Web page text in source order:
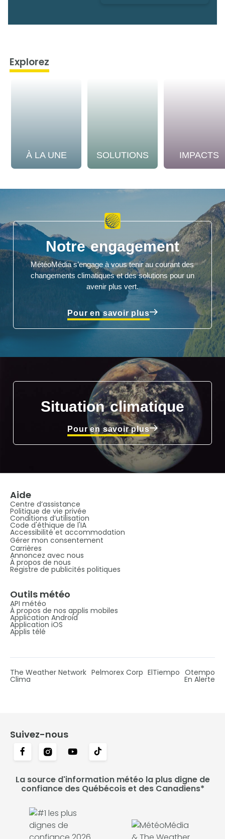
Explorez
À LA UNE SOLUTIONS IMPACTS
Notre engagement
MétéoMédia s’engage à vous tenir au courant des
changements climatiques et des solutions pour un
avenir plus vert.
Pour en savoir plus
Situation climatique
Pour en savoir plus
Aide
Centre d’assistance
Politique de vie privée
Conditions d’utilisation
Code d'éthique de l'IA
Accessibilité et accommodation
Gérer mon consentement
Carrières
Annoncez avec nous
À propos de nous
Registre de publicités politiques
Outils météo
API météo
À propos de nos applis mobiles
Application Android
Application iOS
Applis télé
The Weather Network Pelmorex Corp ElTiempo Otempo
Clima En Alerte
Suivez-nous
La source d'information météo la plus digne de
confiance des Québécois et des Canadiens*